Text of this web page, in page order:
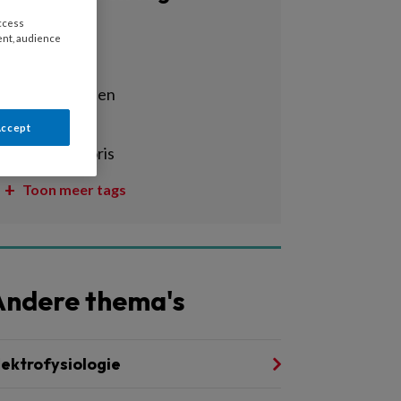
Alle tags
acuut hartfalen
aneurysma
angina pectoris
Toon meer tags
thema's
audience